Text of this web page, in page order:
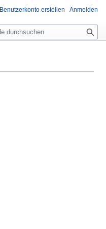
Benutzerkonto erstellen Anmelden